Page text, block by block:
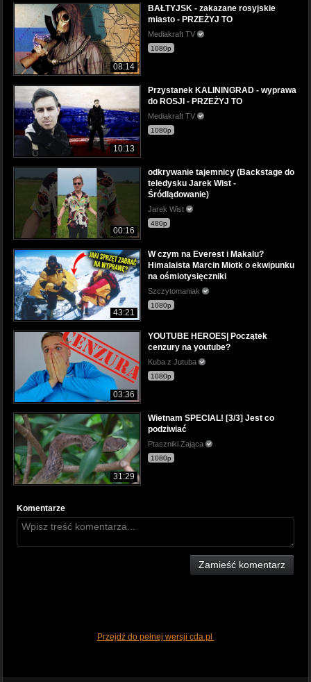
08:14
BAŁTYJSK - zakazane rosyjskie
miasto - PRZEŻYJ TO
Mediakraft TV
1080p
10:13
Przystanek KALININGRAD - wyprawa
do ROSJI - PRZEŻYJ TO
Mediakraft TV
1080p
00:16
odkrywanie tajemnicy (Backstage do
teledysku Jarek Wist -
Śródlądowanie)
Jarek Wist
480p
43:21
W czym na Everest i Makalu?
Himalaista Marcin Miotk o ekwipunku
na ośmiotysięczniki
Szczytomaniak
1080p
03:36
YOUTUBE HEROES| Początek
cenzury na youtube?
Kuba z Jutuba
1080p
31:29
Wietnam SPECIAL! [3/3] Jest co
podziwiać
Ptaszniki Zająca
1080p
Komentarze
Zamieść komentarz
Przejdź do pełnej wersji cda.pl